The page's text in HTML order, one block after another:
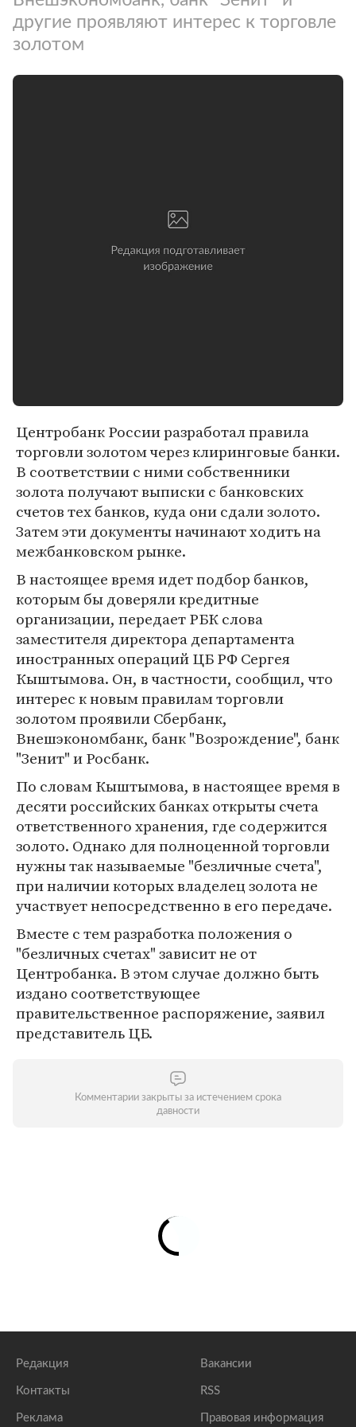
другие проявляют интерес к торговле
золотом
Центробанк России разработал правила
торговли золотом через клиринговые банки.
В соответствии с ними собственники
золота получают выписки с банковских
счетов тех банков, куда они сдали золото.
Затем эти документы начинают ходить на
межбанковском рынке.
В настоящее время идет подбор банков,
которым бы доверяли кредитные
организации, передает РБК слова
заместителя директора департамента
иностранных операций ЦБ РФ Сергея
Кыштымова. Он, в частности, сообщил, что
интерес к новым правилам торговли
золотом проявили Сбербанк,
Внешэкономбанк, банк "Возрождение", банк
"Зенит" и Росбанк.
По словам Кыштымова, в настоящее время в
десяти российских банках открыты счета
ответственного хранения, где содержится
золото. Однако для полноценной торговли
нужны так называемые "безличные счета",
при наличии которых владелец золота не
участвует непосредственно в его передаче.
Вместе с тем разработка положения о
"безличных счетах" зависит не от
Центробанка. В этом случае должно быть
издано соответствующее
правительственное распоряжение, заявил
представитель ЦБ.
Комментарии закрыты за истечением срока
давности
Редакция
Контакты
Реклама
Вакансии
RSS
Правовая информация